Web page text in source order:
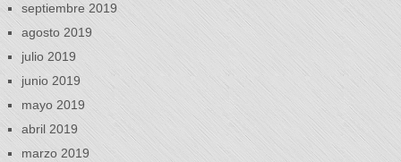
septiembre 2019
agosto 2019
julio 2019
junio 2019
mayo 2019
abril 2019
marzo 2019